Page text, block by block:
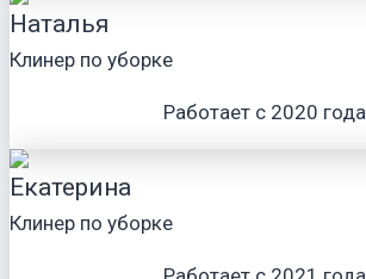
Наталья
Клинер по уборке
Работает с 2020 года
Екатерина
Клинер по уборке